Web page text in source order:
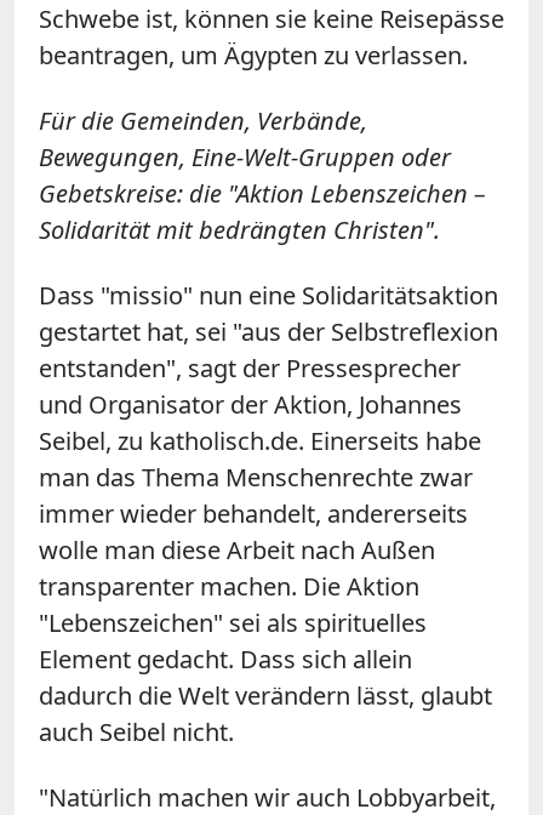
Schwebe ist, können sie keine Reisepässe
beantragen, um Ägypten zu verlassen.
Für die Gemeinden, Verbände,
Bewegungen, Eine-Welt-Gruppen oder
Gebetskreise: die "Aktion Lebenszeichen –
Solidarität mit bedrängten Christen".
Dass "missio" nun eine Solidaritätsaktion
gestartet hat, sei "aus der Selbstreflexion
entstanden", sagt der Pressesprecher
und Organisator der Aktion, Johannes
Seibel, zu katholisch.de. Einerseits habe
man das Thema Menschenrechte zwar
immer wieder behandelt, andererseits
wolle man diese Arbeit nach Außen
transparenter machen. Die Aktion
"Lebenszeichen" sei als spirituelles
Element gedacht. Dass sich allein
dadurch die Welt verändern lässt, glaubt
auch Seibel nicht.
"Natürlich machen wir auch Lobbyarbeit,